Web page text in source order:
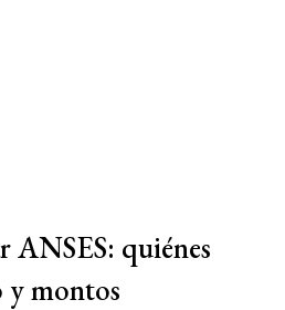
ANSES: quiénes
y montos